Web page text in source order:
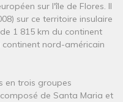
sur l'île de Flores. Il
sur ce territoire insulaire
1 815 km du continent
nord-américain
en trois groupes
de Santa Maria et